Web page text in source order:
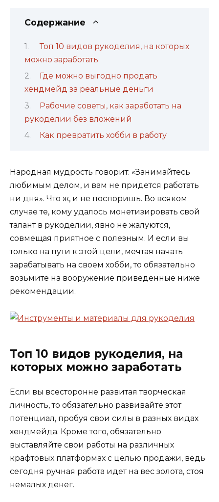
Содержание
Топ 10 видов рукоделия, на которых
можно заработать
Где можно выгодно продать
хендмейд за реальные деньги
Рабочие советы, как заработать на
рукоделии без вложений
Как превратить хобби в работу
Народная мудрость говорит: «Занимайтесь
любимым делом, и вам не придется работать
ни дня». Что ж, и не поспоришь. Во всяком
случае те, кому удалось монетизировать свой
талант в рукоделии, явно не жалуются,
совмещая приятное с полезным. И если вы
только на пути к этой цели, мечтая начать
зарабатывать на своем хобби, то обязательно
возьмите на вооружение приведенные ниже
рекомендации.
Топ 10 видов рукоделия, на
которых можно заработать
Если вы всесторонне развитая творческая
личность, то обязательно развивайте этот
потенциал, пробуя свои силы в разных видах
хендмейда. Кроме того, обязательно
выставляйте свои работы на различных
крафтовых платформах с целью продажи, ведь
сегодня ручная работа идет на вес золота, стоя
немалых денег.